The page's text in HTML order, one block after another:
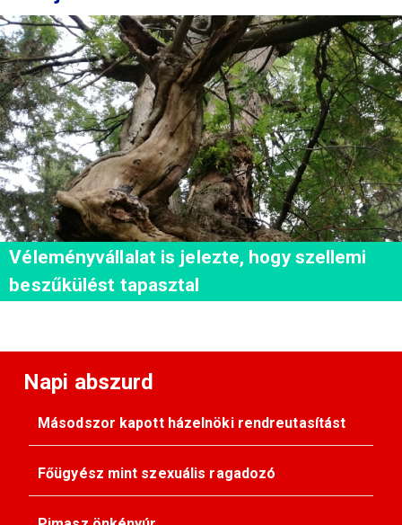
Véleményvállalat is jelezte, hogy szellemi
beszűkülést tapasztal
Napi abszurd
Másodszor kapott házelnöki rendreutasítást
Főügyész mint szexuális ragadozó